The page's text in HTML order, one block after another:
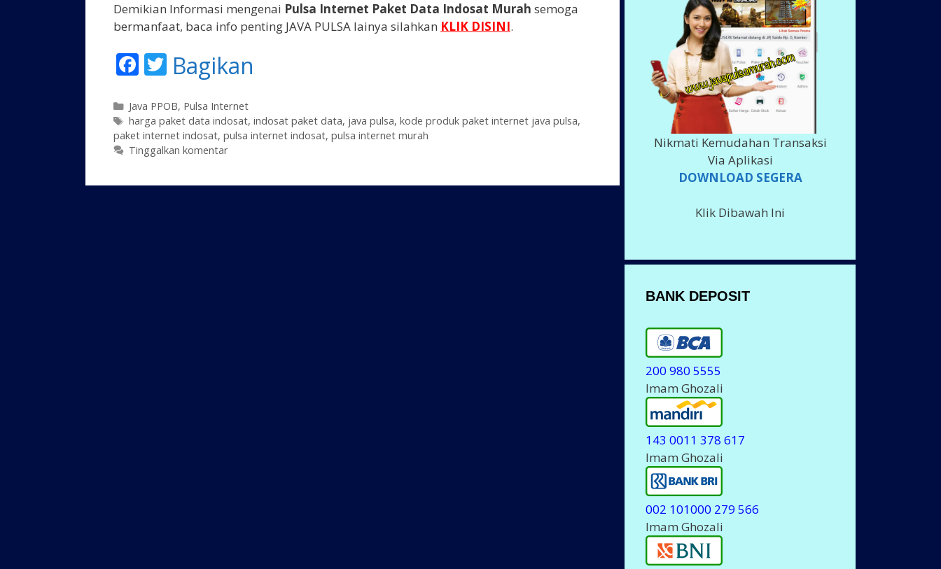
Demikian Informasi mengenai Pulsa Internet Paket Data Indosat Murah semoga
bermanfaat, baca info penting JAVA PULSA lainya silahkan KLIK DISINI.
F
e
b
o
T
itt
er
Bagikan
K
a
t
e
Java PPOB, Pulsa Internet
T
a
g
harga paket data indosat, indosat paket data, java pulsa, kode produk paket internet java pulsa,
paket internet indosat, pulsa internet indosat, pulsa internet murah
Tinggalkan komentar
Nikmati Kemudahan Transaksi
Via Aplikasi
DOWNLOAD SEGERA
Klik Dibawah Ini
BANK DEPOSIT
200 980 5555
Imam Ghozali
143 0011 378 617
Imam Ghozali
002 101000 279 566
Imam Ghozali